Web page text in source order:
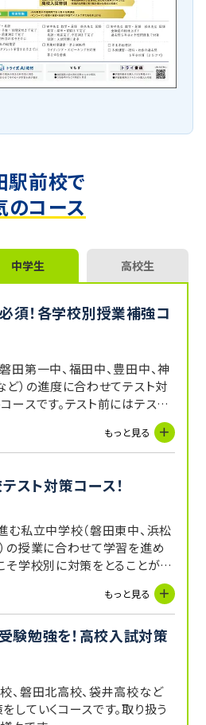
駅前校で
のコース
中学生 高校生
須！各学校別授業補強コ
田第一中、福田中、豊田中、神
ど）の進度に合わせてテスト対
ースです。テスト前にはテスト
果分析を行いながら内申点ア
の副教材を併用していくことも
もっと見る
スト対策コース！
む私立中学校（磐田東中、浜松
の授業に合わせて学習を進め
そ学校別に対策をとることがで
の速度が速いためついていくの
徒さんトライで一緒に苦手を
もっと見る
験勉強を！高校入試対策
、磐田北高校、袋井高校など
していくコースです。取り扱う